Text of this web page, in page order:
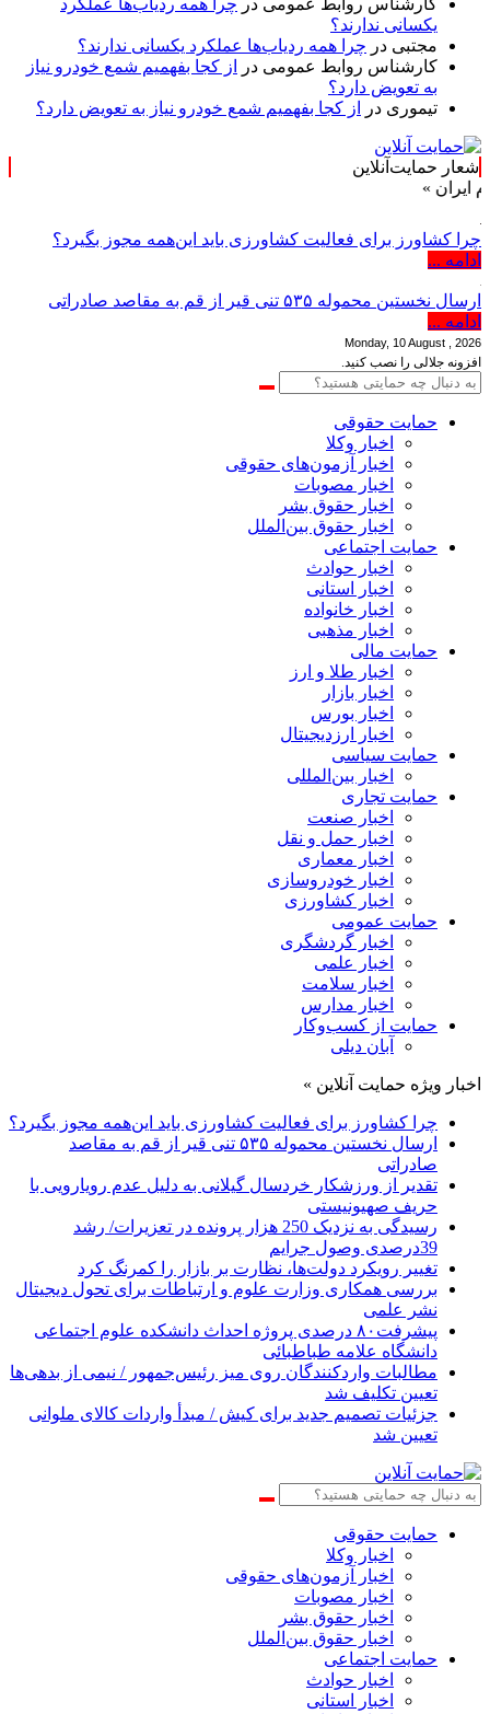
یکسانی ندارند؟
مجتبی در چرا همه ردیاب‌ها عملکرد یکسانی ندارند؟
کارشناس روابط عمومی در
از کجا بفهمیم شمع خودرو نیاز
به تعویض دارد؟
تیموری در از کجا بفهمیم شمع خودرو نیاز به تعویض دارد؟
شعار حمایت‌آنلاین
چرا کشاورز برای فعالیت کشاورزی باید این‌همه مجوز بگیرد؟
ادامه ...
ارسال نخستین محموله ۵۳۵ تنی قیر از قم به مقاصد صادراتی
ادامه ...
Monday, 10 August , 2026
افزونه جلالی را نصب کنید.
حمایت حقوقی
اخبار وکلا
اخبار آزمون‌های حقوقی
اخبار مصوبات
اخبار حقوق بشر
اخبار حقوق بین‌الملل
حمایت اجتماعی
اخبار حوادث
اخبار استانی
اخبار خانواده
اخبار مذهبی
حمایت مالی
اخبار طلا و ارز
اخبار بازار
اخبار بورس
اخبار ارزدیجیتال
حمایت سیاسی
اخبار بین‌المللی
حمایت تجاری
اخبار صنعت
اخبار حمل و نقل
اخبار معماری
اخبار خودروسازی
اخبار کشاورزی
حمایت عمومی
اخبار گردشگری
اخبار علمی
اخبار سلامت
اخبار مدارس
حمایت از کسب‌وکار
آبان دیلی
اخبار ویژه حمایت آنلاین »
چرا کشاورز برای فعالیت کشاورزی باید این‌همه مجوز بگیرد؟
ارسال نخستین محموله ۵۳۵ تنی قیر از قم به مقاصد
صادراتی
تقدیر از ورزشکار خردسال گیلانی به دلیل عدم رویارویی با
حریف صهیونیستی
رسیدگی به نزدیک 250 هزار پرونده در تعزیرات/ رشد
39درصدی وصول جرایم
تغییر رویکرد دولت‌ها، نظارت بر بازار را کمرنگ کرد
بررسی همکاری وزارت علوم و ارتباطات برای تحول دیجیتال
نشر علمی
پیشرفت۸۰ درصدی پروژه احداث دانشکده علوم اجتماعی
دانشگاه علامه طباطبائی
مطالبات واردکنندگان روی میز رئیس‌جمهور / نیمی از بدهی‌ها
تعیین تکلیف شد
جزئیات تصمیم جدید برای کیش / مبدأ واردات کالای ملوانی
تعیین شد
حمایت حقوقی
اخبار وکلا
اخبار آزمون‌های حقوقی
اخبار مصوبات
اخبار حقوق بشر
اخبار حقوق بین‌الملل
حمایت اجتماعی
اخبار حوادث
اخبار استانی